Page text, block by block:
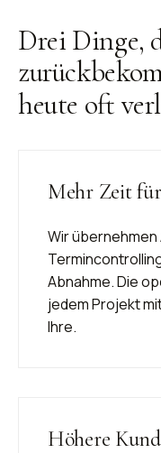
Drei Dinge,
heute oft
Mehr Zeit
Wir
Abnahme. Die
jedem Projekt
Ihre.
Höhere